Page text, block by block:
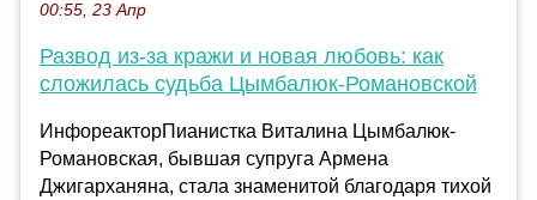
00:55, 23 Апр
Развод из-за кражи и новая любовь: как
сложилась судьба Цымбалюк-Романовской
ИнфореакторПианистка Виталина Цымбалюк-
Романовская, бывшая супруга Армена
Джигарханяна, стала знаменитой благодаря тихой